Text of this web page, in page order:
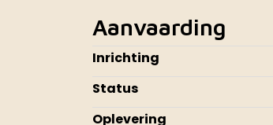
Aanvaarding
Inrichting
Status
Oplevering